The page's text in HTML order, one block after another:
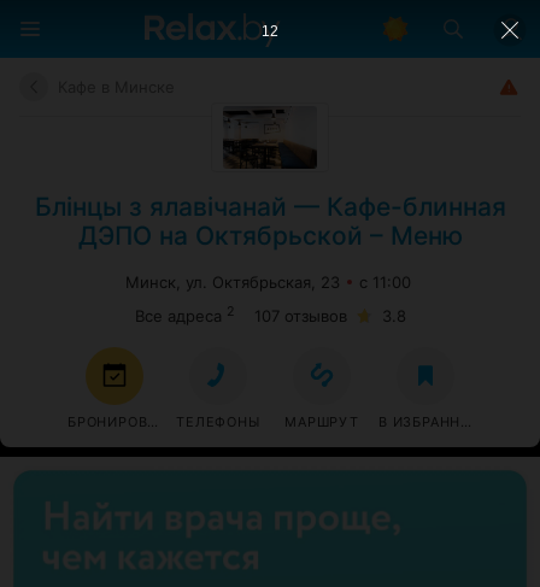
Блінцы з ялавічанай — Кафе-блинная
ДЭПО на Октябрьской – Меню
Минск, ул. Октябрьская, 23
с 11:00
Все адреса 2 107 отзывов 3.8
БРОНИРОВАТЬ ТЕЛЕФОНЫ МАРШРУТ В ИЗБРАННОЕ
11